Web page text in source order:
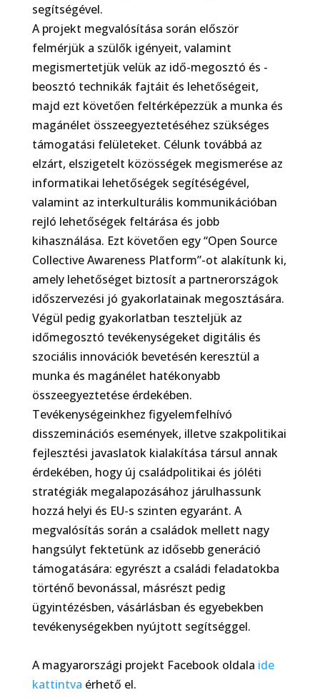
segítségével.
A projekt megvalósítása során először
felmérjük a szülők igényeit, valamint
megismertetjük velük az idő-megosztó és -
beosztó technikák fajtáit és lehetőségeit,
majd ezt követően feltérképezzük a munka és
magánélet összeegyeztetéséhez szükséges
támogatási felületeket. Célunk továbbá az
elzárt, elszigetelt közösségek megismerése az
informatikai lehetőségek segítéségével,
valamint az interkulturális kommunikációban
rejló lehetőségek feltárása és jobb
kihasználása. Ezt követően egy “Open Source
Collective Awareness Platform”-ot alakítunk ki,
amely lehetőséget biztosít a partnerországok
időszervezési jó gyakorlatainak megosztására.
Végül pedig gyakorlatban teszteljük az
időmegosztó tevékenységeket digitális és
szociális innovációk bevetésén keresztül a
munka és magánélet hatékonyabb
összeegyeztetése érdekében.
Tevékenységeinkhez figyelemfelhívó
disszeminációs események, illetve szakpolitikai
fejlesztési javaslatok kialakítása társul annak
érdekében, hogy új családpolitikai és jóléti
stratégiák megalapozásához járulhassunk
hozzá helyi és EU-s szinten egyaránt. A
megvalósítás során a családok mellett nagy
hangsúlyt fektetünk az idősebb generáció
támogatására: egyrészt a családi feladatokba
történő bevonással, másrészt pedig
ügyintézésben, vásárlásban és egyebekben
tevékenységekben nyújtott segítséggel.
A magyarországi projekt Facebook oldala ide
kattintva érhető el.